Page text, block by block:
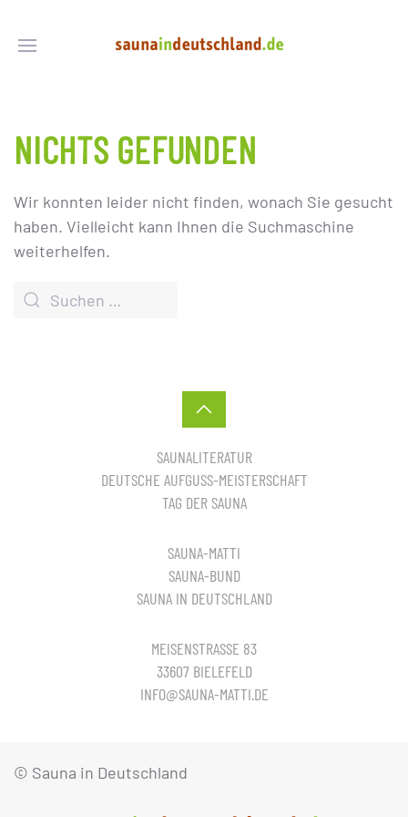
NICHTS GEFUNDEN
Wir konnten leider nicht finden, wonach Sie gesucht
haben. Vielleicht kann Ihnen die Suchmaschine
weiterhelfen.
SAUNALITERATUR
DEUTSCHE AUFGUSS-MEISTERSCHAFT
TAG DER SAUNA
SAUNA-MATTI
SAUNA-BUND
SAUNA IN DEUTSCHLAND
MEISENSTRASSE 83
33607 BIELEFELD
INFO@SAUNA-MATTI.DE
© Sauna in Deutschland